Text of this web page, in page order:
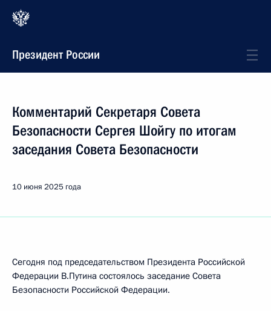
Президент России
Комментарий Секретаря Совета
Безопасности Сергея Шойгу по итогам
заседания Совета Безопасности
10 июня 2025 года
Сегодня под председательством Президента Российской
Федерации В.Путина состоялось заседание Совета
Безопасности Российской Федерации.